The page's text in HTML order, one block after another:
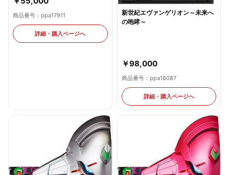
商品番号：ppa17911
詳細・購入ページへ
新世紀エヴァンゲリオン～未来へ
の咆哮～
￥98,000
商品番号：ppa18087
詳細・購入ページへ